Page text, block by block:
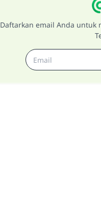
Daftarkan email Anda untuk